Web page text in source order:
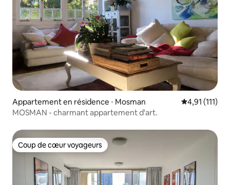
Appartement en résidence ⋅ Mosman Évaluation
4,91 (111)
MOSMAN - charmant appartement d'art.
Coup de cœur voyageurs
Coup de cœur voyageurs